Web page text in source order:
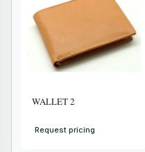
WALLET 2
Request pricing